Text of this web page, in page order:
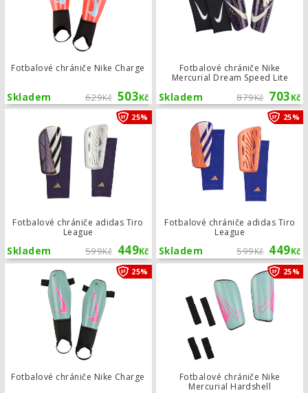
Fotbalové chrániče Nike Charge
629Kč 503Kč
Skladem
Fotbalové chrániče Nike
Mercurial Dream Speed Lite
879Kč 703Kč
Skladem
Fotbalové chrániče adidas Tiro
League
599Kč 449Kč
Skladem
25% Fotbalové chrániče adidas Tiro
Fotbalové chrániče adidas Tiro
League
599Kč 449Kč
Skladem
25%
Fotbalové chrániče Nike Charge
25% Fotbalové chrániče Nike Charge
Fotbalové chrániče Nike
Mercurial Hardshell
25%